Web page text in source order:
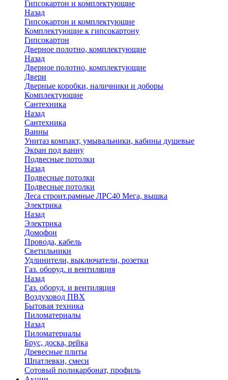
Гипсокартон и комплектующие
Назад
Гипсокартон и комплектующие
Комплектующие к гипсокартону
Гипсокартон
Дверное полотно, комплектующие
Назад
Дверное полотно, комплектующие
Двери
Дверные коробки, наличники и доборы
Комплектующие
Сантехника
Назад
Сантехника
Ванны
Унитаз компакт, умывальники, кабины душевые
Экран под ванну
Подвесные потолки
Назад
Подвесные потолки
Подвесные потолки
Леса строит.рамные ЛРС40 Мега, вышка
Электрика
Назад
Электрика
Домофон
Провода, кабель
Светильники
Удлинители, выключатели, розетки
Газ. оборуд. и вентиляция
Назад
Газ. оборуд. и вентиляция
Воздуховод ПВХ
Бытовая техника
Пиломатериалы
Назад
Пиломатериалы
Брус, доска, рейка
Древесные плиты
Шпатлевки, смеси
Сотовый поликарбонат, профиль